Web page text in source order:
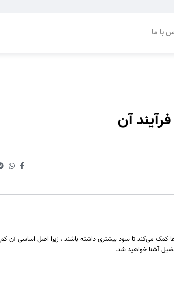
با ما
آن
می‌کند تا سود بیشتری داشته باشند ، زیرا اصل اساسی آن کم
آشنا خواهید شد.